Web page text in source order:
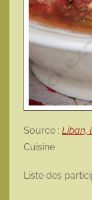
Source : Liban,
Cuisine
Liste des